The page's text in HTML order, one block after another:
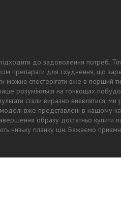
до задоволення потреб.
препарати для схуднення, що
можна спостерігати вже в перший
розуміються на тонкощах
стали виразно виявлятися,
вже представлені в нашому
образу достатньо купити
низьку планку цін. Бажаємо